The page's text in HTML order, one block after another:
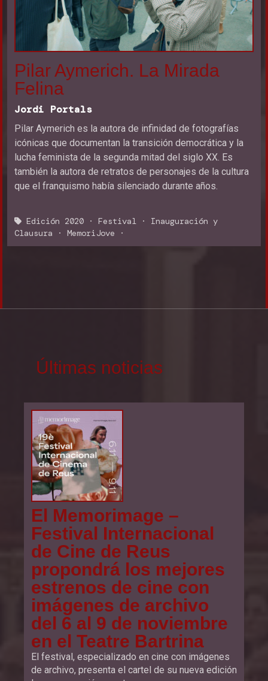
Pilar Aymerich. La Mirada
Felina
Jordi Portals
Pilar Aymerich es la autora de infinidad de fotografías
icónicas que documentan la transición democrática y la
lucha feminista de la segunda mitad del siglo XX. Es
también la autora de retratos de personajes de la cultura
que el franquismo había silenciado durante años.
Edición 2020 · Festival · Inauguración y
Clausura · MemoriJove ·
Últimas noticias
El Memorimage –
Festival Internacional
de Cine de Reus
propondrá los mejores
estrenos de cine con
imágenes de archivo
del 6 al 9 de noviembre
en el Teatre Bartrina
El festival, especializado en cine con imágenes
de archivo, presenta el cartel de su nueva edición